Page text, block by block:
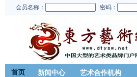
会员名称： 密码：
首页 新闻中心 艺术合作机构